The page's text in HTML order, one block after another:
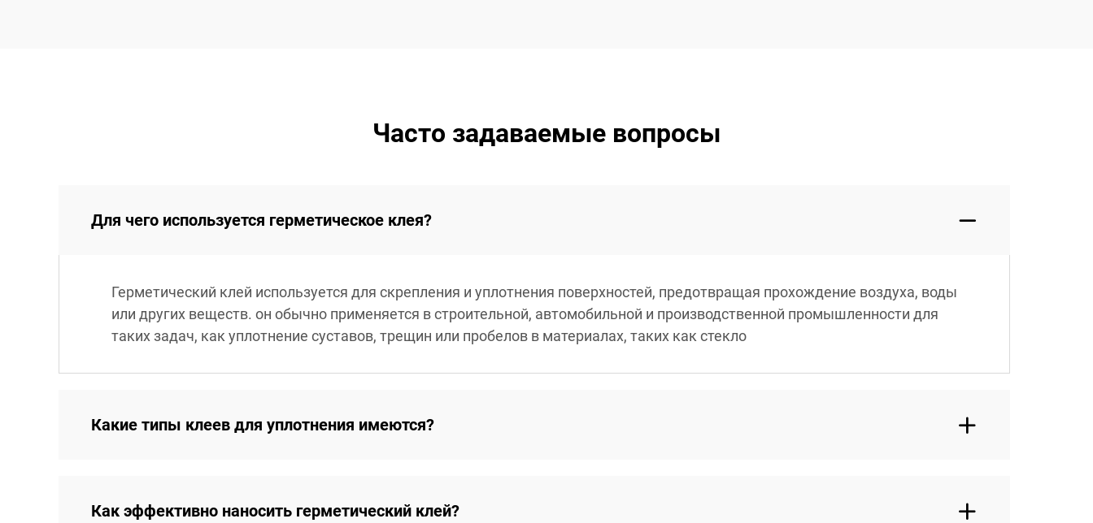
Часто задаваемые вопросы
Для чего используется герметическое клея?
Герметический клей используется для скрепления и уплотнения поверхностей, предотвращая прохождение воздуха, воды
или других веществ. он обычно применяется в строительной, автомобильной и производственной промышленности для
таких задач, как уплотнение суставов, трещин или пробелов в материалах, таких как стекло
Какие типы клеев для уплотнения имеются?
Как эффективно наносить герметический клей?